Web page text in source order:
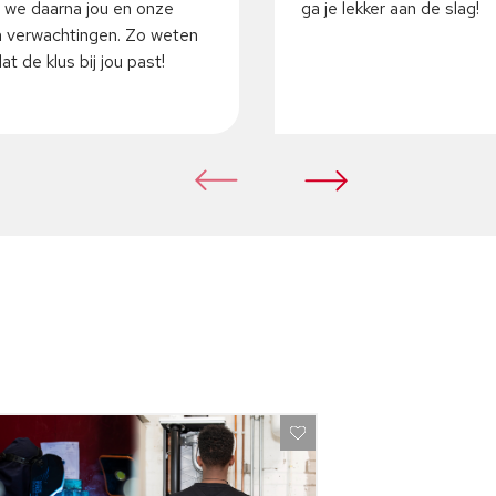
daarna jou en onze
verwachtingen. Zo weten
de klus bij jou past!
ga je lekker aan de slag!